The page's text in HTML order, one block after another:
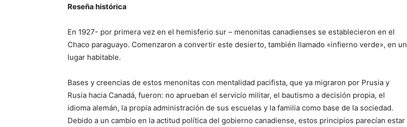
Reseña histórica
En 1927- por primera vez en el hemisferio sur – menonitas canadienses se establecieron en el
Chaco paraguayo. Comenzaron a convertir este desierto, también llamado «infierno verde», en un
lugar habitable.
Bases y creencias de estos menonitas con mentalidad pacifista, que ya migraron por Prusia y
Rusia hacia Canadá, fueron: no aprueban el servicio militar, el bautismo a decisión propia, el
idioma alemán, la propia administración de sus escuelas y la familia como base de la sociedad.
Debido a un cambio en la actitud política del gobierno canadiense, estos principios parecían estar